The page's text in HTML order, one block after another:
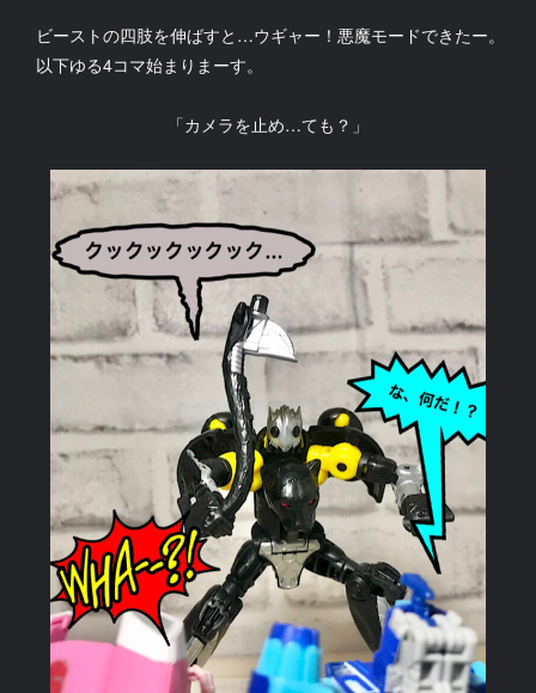
ビーストの四肢を伸ばすと…ウギャー！悪魔モードできたー。
以下ゆる4コマ始まりまーす。
「カメラを止め…ても？」